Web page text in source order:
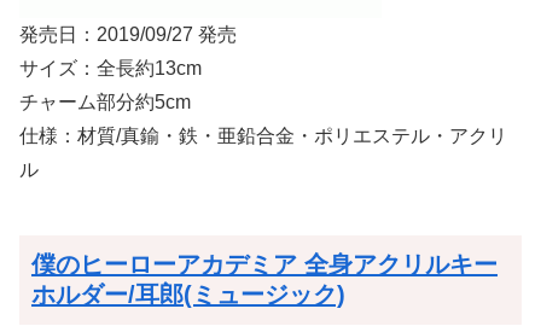
発売日：2019/09/27 発売
サイズ：全長約13cm
チャーム部分約5cm
仕様：材質/真鍮・鉄・亜鉛合金・ポリエステル・アクリ
ル
僕のヒーローアカデミア 全身アクリルキー
ホルダー/耳郎(ミュージック)